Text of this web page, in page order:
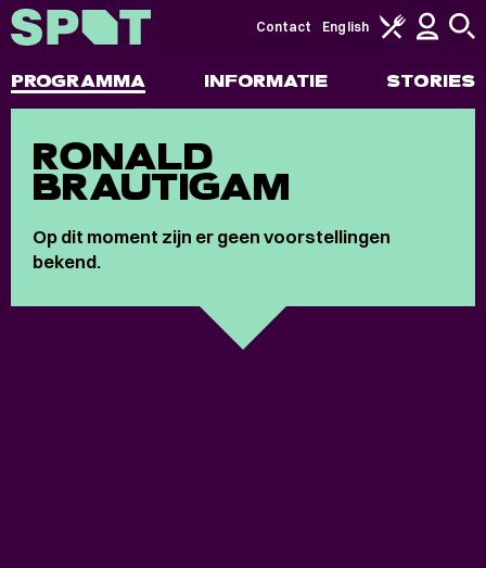
PROGRAMMA INFORMATIE STORIES
Contact English
RONALD
BRAUTIGAM
Op dit moment zijn er geen voorstellingen
bekend.